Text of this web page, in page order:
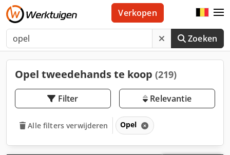
Zoeken
Verkopen
Opel tweedehands te koop (219)
Filter Relevantie
Alle filters verwijderen Opel